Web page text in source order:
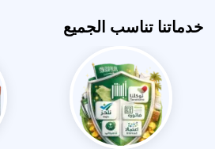
خدماتنا تناسب الجميع